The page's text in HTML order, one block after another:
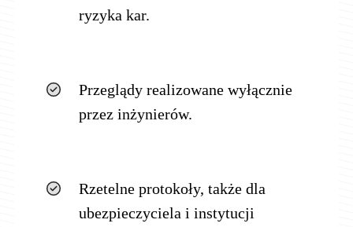
ryzyka kar.
Przeglądy realizowane wyłącznie
przez inżynierów.
Rzetelne protokoły, także dla
ubezpieczyciela i instytucji